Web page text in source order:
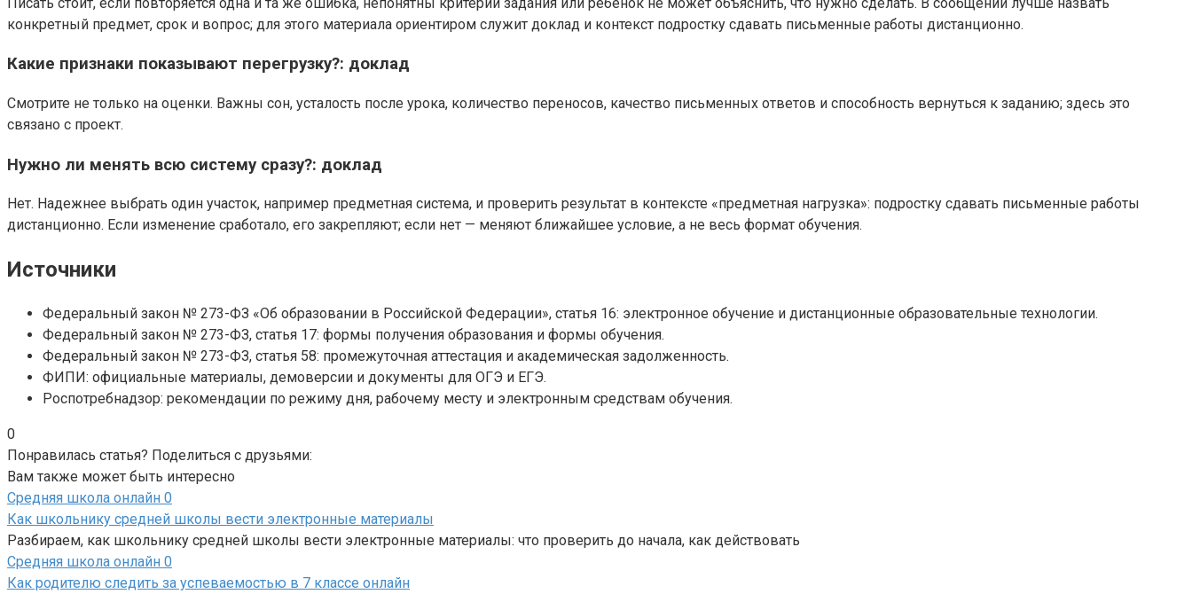
конкретный предмет, срок и вопрос; для этого материала ориентиром служит доклад и контекст подростку сдавать письменные работы дистанционно.
Какие признаки показывают перегрузку?: доклад
Смотрите не только на оценки. Важны сон, усталость после урока, количество переносов, качество письменных ответов и способность вернуться к заданию; здесь это
связано с проект.
Нужно ли менять всю систему сразу?: доклад
Нет. Надежнее выбрать один участок, например предметная система, и проверить результат в контексте «предметная нагрузка»: подростку сдавать письменные работы
дистанционно. Если изменение сработало, его закрепляют; если нет — меняют ближайшее условие, а не весь формат обучения.
Источники
Федеральный закон № 273-ФЗ «Об образовании в Российской Федерации», статья 16: электронное обучение и дистанционные образовательные технологии.
Федеральный закон № 273-ФЗ, статья 17: формы получения образования и формы обучения.
Федеральный закон № 273-ФЗ, статья 58: промежуточная аттестация и академическая задолженность.
ФИПИ: официальные материалы, демоверсии и документы для ОГЭ и ЕГЭ.
Роспотребнадзор: рекомендации по режиму дня, рабочему месту и электронным средствам обучения.
0
Понравилась статья? Поделиться с друзьями:
Вам также может быть интересно
Средняя школа онлайн 0
Как школьнику средней школы вести электронные материалы
Разбираем, как школьнику средней школы вести электронные материалы: что проверить до начала, как действовать
Средняя школа онлайн 0
Как родителю следить за успеваемостью в 7 классе онлайн